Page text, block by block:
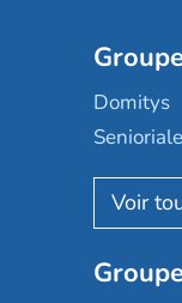
Domitys
Nohée
Les
Mobicap